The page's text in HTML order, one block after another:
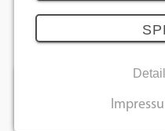
März
S-Pedelecs:
Kraftfahrzeug